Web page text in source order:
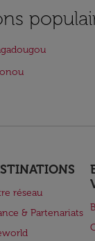
réseau
& Partenariats